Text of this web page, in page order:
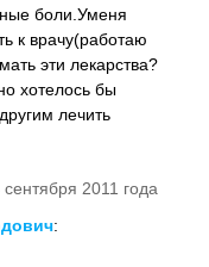
боли.Уменя
к врачу(работаю
эти лекарства?
хотелось бы
лечить
сентября 2011 года
: